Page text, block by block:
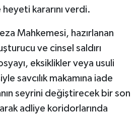
heyeti kararını verdi.
Mahkemesi, hazırlanan
ve cinsel saldırı
eksiklikler veya usuli
savcılık makamına iade
seyrini değiştirecek bir son
adliye koridorlarında